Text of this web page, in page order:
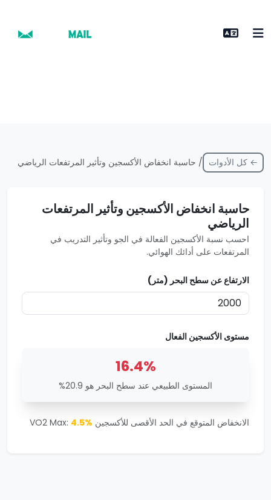
← كل الأدوات / حاسبة انخفاض الأكسجين وتأثير المرتفعات الرياضي
حاسبة انخفاض الأكسجين وتأثير المرتفعات
الرياضي
احسب نسبة الأكسجين الفعالة في الجو وتأثير التدريب في
المرتفعات على أدائك الهوائي.
الارتفاع عن سطح البحر (متر)
مستوى الأكسجين الفعال
16.4%
المستوى الطبيعي عند سطح البحر هو 20.9%
الانخفاض المتوقع في الحد الأقصى للأكسجين VO2 Max: 4.5%